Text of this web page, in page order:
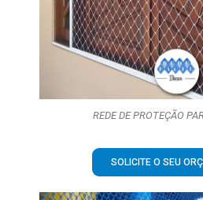
REDE DE PROTEÇÃO
SOLICITE O SEU